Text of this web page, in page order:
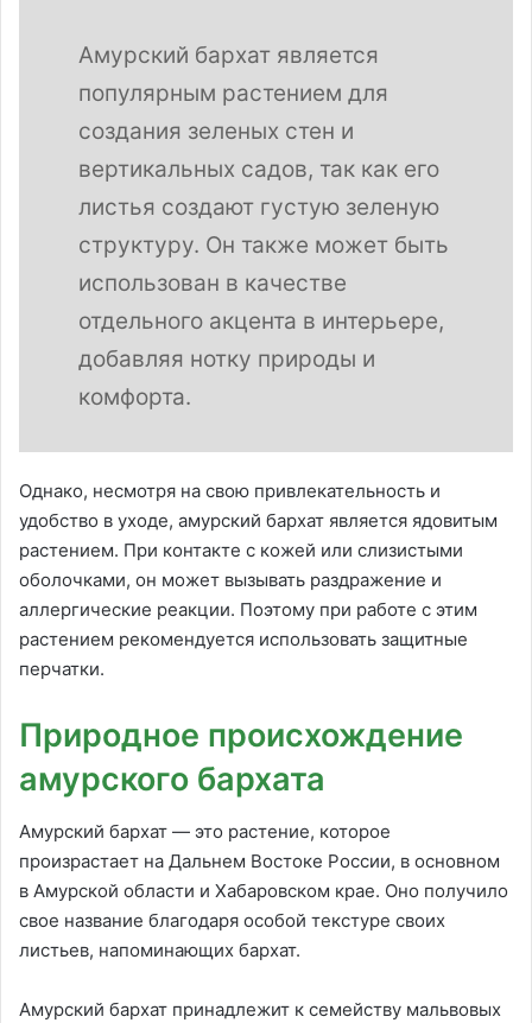
Амурский бархат является
популярным растением для
создания зеленых стен и
вертикальных садов, так как его
листья создают густую зеленую
структуру. Он также может быть
использован в качестве
отдельного акцента в интерьере,
добавляя нотку природы и
комфорта.
Однако, несмотря на свою привлекательность и
удобство в уходе, амурский бархат является ядовитым
растением. При контакте с кожей или слизистыми
оболочками, он может вызывать раздражение и
аллергические реакции. Поэтому при работе с этим
растением рекомендуется использовать защитные
перчатки.
Природное происхождение
амурского бархата
Амурский бархат — это растение, которое
произрастает на Дальнем Востоке России, в основном
в Амурской области и Хабаровском крае. Оно получило
свое название благодаря особой текстуре своих
листьев, напоминающих бархат.
Амурский бархат принадлежит к семейству мальвовых